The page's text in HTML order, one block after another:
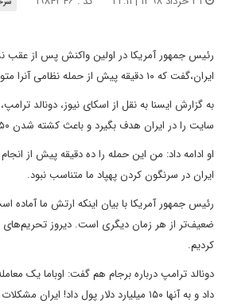
رئیس جمهور آمریکا در اولین واکنش پس از عقب
ایران،گفت که ۱۰ دقیقه پیش از حمله نظامی آنرا متوقف کرده است.
به گزارش ایسنا به نقل از اسکای نیوز، دونالد
سایت را در ایران هدف بگیرد و باعث کشته شدن ۱۵۰ تن می‌شد.
او ادامه داد: من این حمله را ده دقیقه پیش از
ایران در سرنگون کردن پهپاد ما متناسب نبود.
رئیس جمهور آمریکا با بیان اینکه ارتش ما آماده
ضعیف‌تر از هر زمان دیگری است. دیروز تحریم‌های
کردیم.
دونالد ترامپ درباره برجام هم گفت: اوباما یک
داد و به آنها ۱۵۰ میلیارد دلار پول داد!